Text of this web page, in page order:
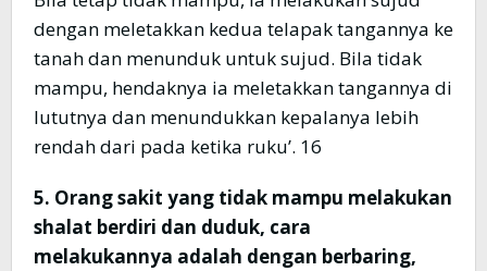
dengan meletakkan kedua telapak tangannya ke
tanah dan menunduk untuk sujud. Bila tidak
mampu, hendaknya ia meletakkan tangannya di
lututnya dan menundukkan kepalanya lebih
rendah dari pada ketika ruku’. 16
5. Orang sakit yang tidak mampu melakukan
shalat berdiri dan duduk, cara
melakukannya adalah dengan berbaring,